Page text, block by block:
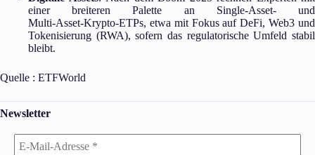
einer breiteren Palette an Single‑Asset‑ und
Multi‑Asset‑Krypto‑ETPs, etwa mit Fokus auf DeFi, Web3 und
Tokenisierung (RWA), sofern das regulatorische Umfeld stabil
bleibt.
Quelle : ETFWorld
Newsletter